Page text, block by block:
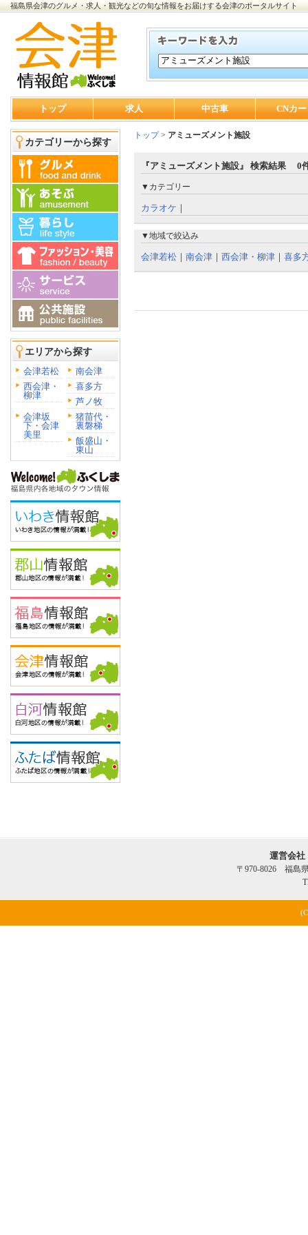
福島県会津のグルメ・求人・観光などの旬な情報をお届けする会津のポータルサイト
トップ 求人 中古車 CNカ
カテゴリーから探す
エリアから探す
会津若松
南会津
西会津・
柳津
喜多方
芦ノ牧
会津坂
下・会津
美里
猪苗代・
裏磐梯
飯盛山・
東山
トップ> アミューズメント施設
『アミューズメント施設』 検索結果 0
▼カテゴリー
カラオケ ｜
▼地域で絞込み
会津若松 ｜ 南会津 ｜ 西会津・柳津 ｜ 喜多
運営会
〒970-8026 福島